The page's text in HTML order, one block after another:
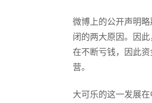
微博上的公开声明
闭的两大原因。因
在不断亏钱，因此
营。
大可乐的这一发展